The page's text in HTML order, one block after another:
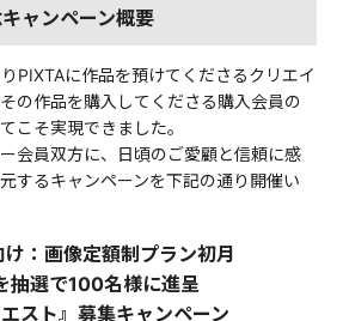
ャンペーン概要
PIXTAに作品を預けてくださるクリエイ
の作品を購入してくださる購入会員の
こそ実現できました。
会員双方に、日頃のご愛顧と信頼に感
するキャンペーンを下記の通り開催い
け：画像定額制プラン初月
抽選で100名様に進呈
スト』募集キャンペーン